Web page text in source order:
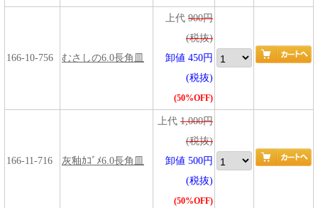
166-10-756 むさしの6.0長角皿
上代 900円
(税抜)
卸値 450円
(税抜)
(50%OFF)
166-11-716 灰釉ｶｺﾞﾒ6.0長角皿
上代 1,000円
(税抜)
卸値 500円
(税抜)
(50%OFF)